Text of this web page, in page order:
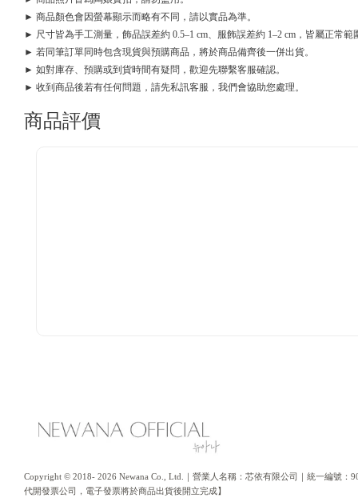
► 商品顏色會因螢幕顯示而略有不同，請以實品為準。
► 尺寸皆為手工測量，飾品誤差約 0.5–1 cm、服飾誤差約 1–2 cm，皆屬正常範
► 若同筆訂單同時包含現貨與預購商品，將於商品備齊後一併出貨。
► 如對庫存、預購或到貨時間有疑問，歡迎先聯繫客服確認。
► 收到商品後若有任何問題，請先私訊客服，我們會協助您處理。
商品評價
Copyright © 2018- 2026 Newana Co., Ltd.｜營業人名稱：芯依有限公司｜統一編號：
代開發票公司，電子發票將於商品出貨後開立完成】